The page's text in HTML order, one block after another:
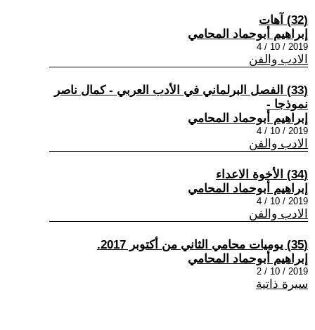
(32) آهات
إبراهيم أبوحماد المحامي
2019 / 10 / 4
الادب والفن
(33) الفصل البرلماني في الأدب العربي - كمال ناصر
نموذجا -
إبراهيم أبوحماد المحامي
2019 / 10 / 4
الادب والفن
(34) الأخوة الاعداء
إبراهيم أبوحماد المحامي
2019 / 10 / 4
الادب والفن
(35) يوميات محامي الثاني من أكتوبر 2017.
إبراهيم أبوحماد المحامي
2019 / 10 / 2
سيرة ذاتية